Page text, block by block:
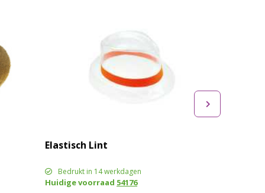
Elastisch Lint
Bedrukt in 14 werkdagen
Huidige voorraad 54176